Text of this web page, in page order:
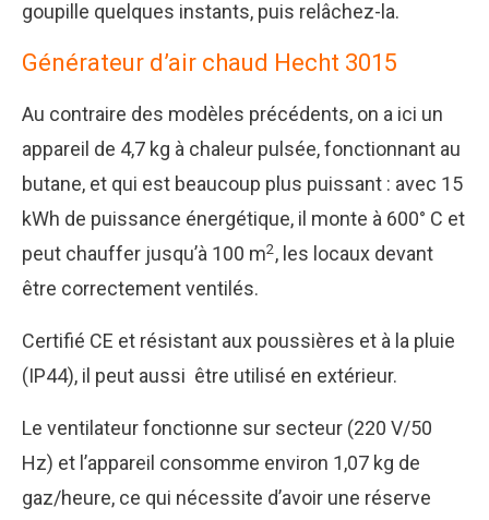
goupille quelques instants, puis relâchez-la.
Générateur d’air chaud Hecht 3015
Au contraire des modèles précédents, on a ici un
appareil de 4,7 kg à chaleur pulsée, fonctionnant au
butane, et qui est beaucoup plus puissant : avec 15
kWh de puissance énergétique, il monte à 600° C et
peut chauffer jusqu’à 100 m2, les locaux devant
être correctement ventilés.
Certifié CE et résistant aux poussières et à la pluie
(IP44), il peut aussi être utilisé en extérieur.
Le ventilateur fonctionne sur secteur (220 V/50
Hz) et l’appareil consomme environ 1,07 kg de
gaz/heure, ce qui nécessite d’avoir une réserve